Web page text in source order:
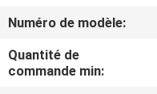
VISITE
D'USINE
Numéro de modèle:
Quantité de
commande min: